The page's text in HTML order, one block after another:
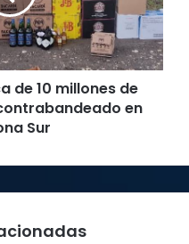
de 10 millones de
en
Sur